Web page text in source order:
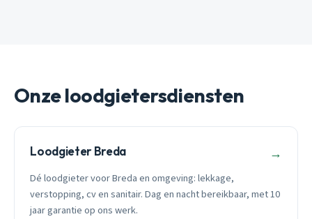
Onze loodgietersdiensten
Loodgieter Breda →
Dé loodgieter voor Breda en omgeving: lekkage,
verstopping, cv en sanitair. Dag en nacht bereikbaar, met 10
jaar garantie op ons werk.